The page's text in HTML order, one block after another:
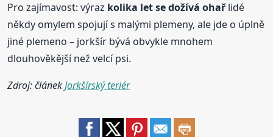
Pro zajímavost: výraz kolika letse dožívá ohařlidé
někdy omylem spojují s malými plemeny, ale jde o úplně
jiné plemeno – jorkšír bývá obvykle mnohem
dlouhověkější než velcí psi.
Zdroj: článekJorkšírský teriér